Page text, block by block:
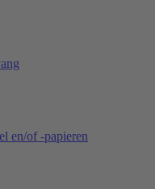
en/of -papieren